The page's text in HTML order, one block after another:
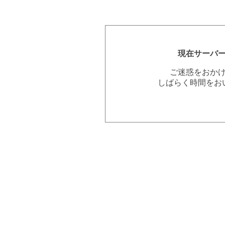
現在サーバ
ご迷惑をおか
しばらく時間を